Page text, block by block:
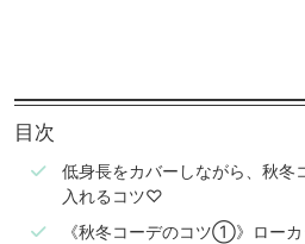
目次
低身長をカバーしながら、秋冬
入れるコツ♡
《秋冬コーデのコツ①》ロー